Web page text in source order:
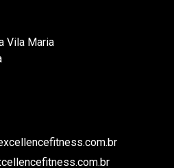
Vila Maria